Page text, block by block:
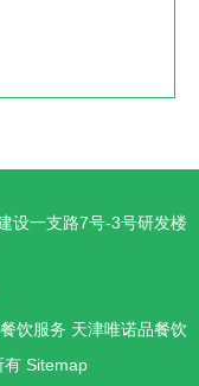
设一支路7号-3号研发楼
餐饮服务 天津唯诺品餐饮
有 Sitemap